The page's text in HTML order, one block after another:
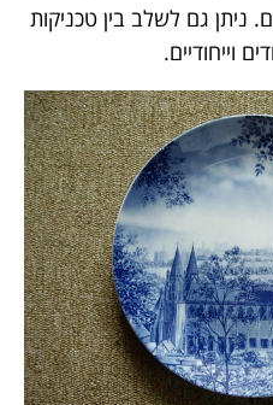
ניתן גם לשלב בין טכניקות
וייחודיים.